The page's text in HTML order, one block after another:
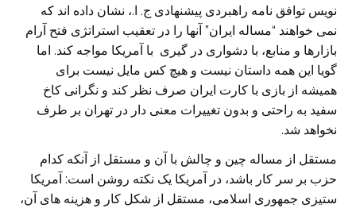
نویس توافق نامه راهبردی پیشنهادی ج. ا.، نشان داده اند که
نمی خواهند “مساله ایران” آنها را در تعقیب استراتژی فتح آرام
بازارها و منابع، با دشواری در گیری با آمریکا مواجه کند. اما
گویا این همه داستان نیست و هیچ کس مایل نیست برای
همیشه از بازی با کارت ایران صرف نظر کند و نگرانی کاخ
سفید به راحتی و بدون تغییرات معنی دار در تهران بر طرف
نخواهد شد.
مستقل از مساله چین و چالش با آن و مستقل از آنکه کدام
حزب بر سر کار باشد، در آمریکا یک نکته روشن است: آمریکا
ستیزی جمهوری اسلامی، مستقل از شکل کار و هزینه های آن،